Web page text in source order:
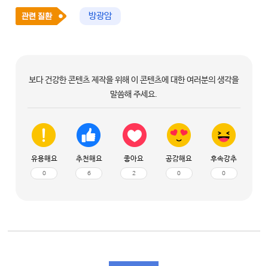
방광암
보다 건강한 콘텐츠 제작을 위해 이 콘텐츠에 대한 여러분의 생각을
말씀해 주세요.
유용해요
0
추천해요
6
좋아요
2
공감해요
0
후속강추
0